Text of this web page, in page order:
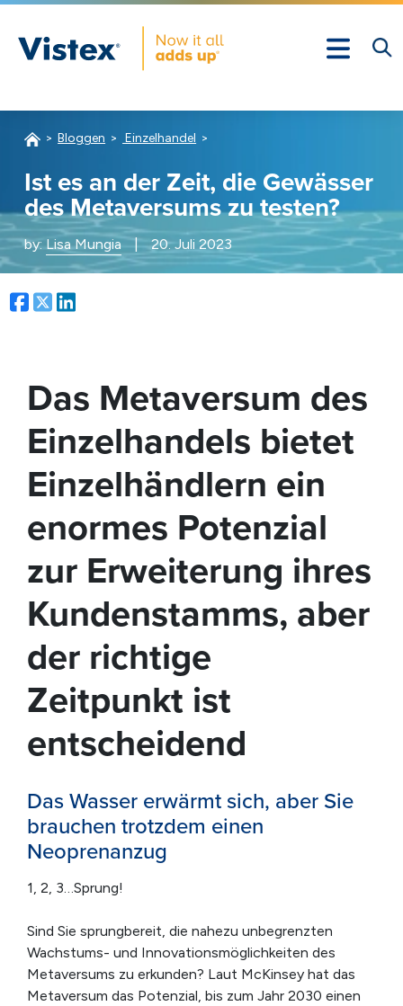
Bloggen Einzelhandel
Ist es an der Zeit, die Gewässer
des Metaversums zu testen?
by:Lisa Mungia | 20. Juli 2023
Facebook
Twitter
Das Metaversum des
Einzelhandels bietet
Einzelhändlern ein
enormes Potenzial
zur Erweiterung ihres
Kundenstamms, aber
der richtige
Zeitpunkt ist
entscheidend
Das Wasser erwärmt sich, aber Sie
brauchen trotzdem einen
Neoprenanzug
1, 2, 3…Sprung!
Sind Sie sprungbereit, die nahezu unbegrenzten
Wachstums- und Innovationsmöglichkeiten des
Metaversums zu erkunden? Laut McKinsey hat das
Metaversum das Potenzial, bis zum Jahr 2030 einen